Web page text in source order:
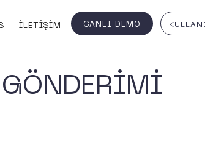
İLETİŞİM CANLI DEMO